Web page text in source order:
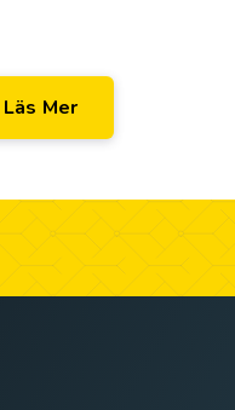
Läs Mer